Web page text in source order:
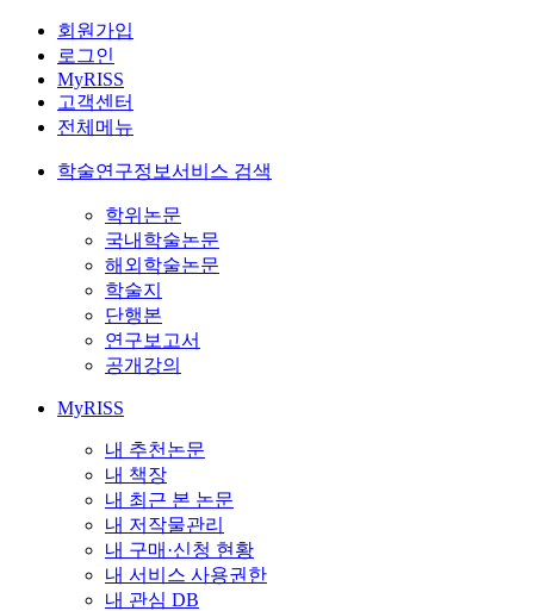
회원가입
로그인
MyRISS
고객센터
전체메뉴
학술연구정보서비스 검색
학위논문
국내학술논문
해외학술논문
학술지
단행본
연구보고서
공개강의
MyRISS
내 추천논문
내 책장
내 최근 본 논문
내 저작물관리
내 구매·신청 현황
내 서비스 사용권한
내 관심 DB